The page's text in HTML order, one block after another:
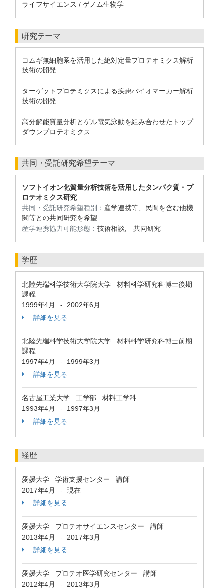
ライフサイエンス / ゲノム生物学
研究テーマ
コムギ無細胞系を活用した絶対定量プロテオミクス解析
技術の開発
ターゲットプロテミクスによる疾患バイオマーカー解析
技術の開発
高分解能質量分析とゲル電気泳動を組み合わせたトップ
ダウンプロテオミクス
共同・受託研究希望テーマ
ソフトイオン化質量分析技術を活用したタンパク質・プ
ロテオミクス研究
共同・受託研究希望種別： 産学連携等、民間を含む他機
関等との共同研究を希望
産学連携協力可能形態： 技術相談, 共同研究
学歴
北陸先端科学技術大学院大学 材料科学研究科博士後期
課程
1999年4月
-
2002年6月
詳細を見る
北陸先端科学技術大学院大学 材料科学研究科博士前期
課程
1997年4月
-
1999年3月
詳細を見る
名古屋工業大学 工学部 材料工学科
1993年4月
-
1997年3月
詳細を見る
経歴
愛媛大学 学術支援センター 講師
2017年4月
-
現在
詳細を見る
愛媛大学 プロテオサイエンスセンター 講師
2013年4月
-
2017年3月
詳細を見る
愛媛大学 プロテオ医学研究センター 講師
2012年4月
-
2013年3月